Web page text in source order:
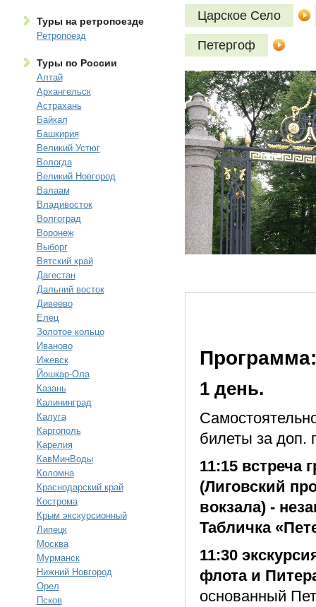
Туры на ретропоезде
Ретропоезд
Туры по России
Алтай
Архангельск
Астрахань
Байкал
Башкирия
Великий Устюг
Вологда
Великий Новгород
Валаам
Владивосток
Волгоград
Воронеж
Выборг
Вятский край
Дагестан
Дальний восток
Дивеево
Елец
Золотое кольцо
Иваново
Ижевск
Йошкар-Ола
Казань
Калининград
Калуга
Каргополь
Карелия
КавМинВоды
Коломна
Краснодарский край
Кострома
Крым экскурсионный
Липецк
Москва
Мурманск
Нижний Новгород
Орел
Псков
Царское Село
Петергоф
Программа:
1 день.
билеты за доп.
11:15 встреча
(Лиговский
вокзала) -
Табличка
11:30
флота и
основанный